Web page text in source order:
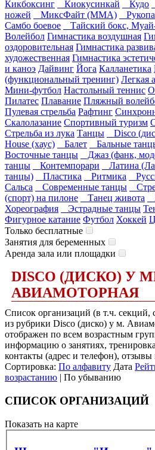
Кикбоксинг
Киокусинкай Кудо
ножей
МиксФайт (ММА)
Самбо боевое
Тайский бокс,
Волейбол Гимнастика воздушная
оздоровительная Гимнастика
художественная Гимнастика
и каноэ Дайвинг Йога Калланетика
(функциональный тренинг) Легкая
Мини-футбол Настольный теннис
Пилатес Плавание Пляжный
Пулевая стрельба Рафтинг
Скалолазание Спортивный туризм
Стрельба из лука Танцы Disco
House (хаус)
Балет Бальные
Восточные танцы
Джаз (фанк,
танцы
Контемпорари
Латина
танцы)
Пластика Ритмика
Сальса
Современные танцы
(спорт) на пилоне
Танец живота
Хореография
Эстрадные танцы
Фигурное катание Футбол Хоккей
Только бесплатные
Занятия для беременных
Аренда зала или площадки
DISCO (ДИСКО) У
АВИАМОТОРНАЯ
Список организаций (в т.ч.
из рубрики Disco (диско) у м.
отображен по всем возрастным
информацию о занятиях,
контакты (адрес и телефон), отзывы
Сортировка: По алфавиту Дата
возрастанию | По убыванию
СПИСОК ОРГАНИЗАЦИЙ
Показать на карте